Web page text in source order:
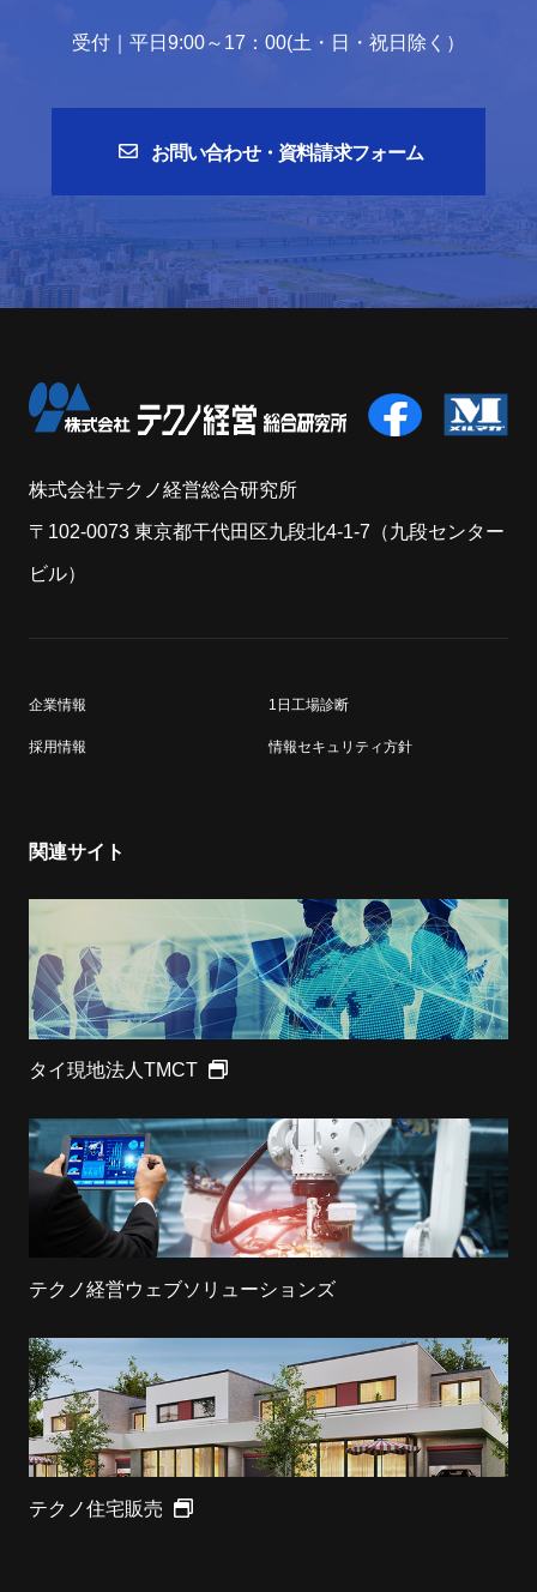
受付｜平日9:00～17：00(土・日・祝日除く）
お問い合わせ・資料請求フォーム
株式会社テクノ経営総合研究所
〒102-0073 東京都干代田区九段北4-1-7（九段センター
ビル）
企業情報 1日工場診断
採用情報 情報セキュリティ方針
関連サイト
タイ現地法人TMCT
テクノ経営ウェブソリューションズ
テクノ住宅販売